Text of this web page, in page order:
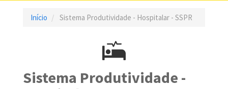
Início Sistema Produtividade - Hospitalar - SSPR
Sistema Produtividade -